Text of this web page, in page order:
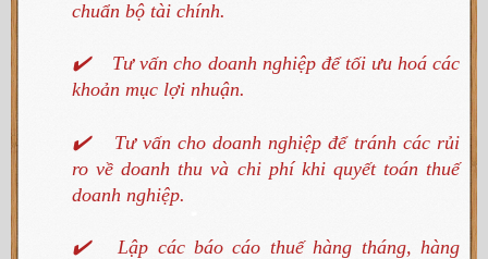
chuẩn bộ tài chính.
✔️Tư vấn cho doanh nghiệp để tối ưu hoá các
khoản mục lợi nhuận.
✔️
Tư vấn cho doanh nghiệp để tránh các rủi
ro về doanh thu và chi phí khi quyết toán thuế
doanh nghiệp.
✔️Lập các báo cáo thuế hàng tháng, hàng